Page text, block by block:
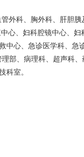
外科、胸外科、肝胆
心、妇科腔镜中心、妇
中心、急诊医学科、急
部、病理科、超声科、
科室。